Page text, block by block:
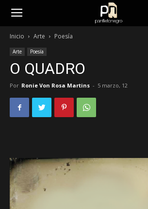
panfletonegro
Inicio Arte Poesía
Arte Poesía
O QUADRO
Por Ronie Von Rosa Martins - 5 marzo, 12